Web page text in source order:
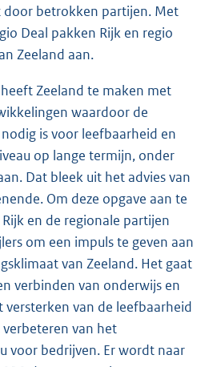
betrokken partijen. Met
Deal pakken Rijk en regio
Zeeland aan.
Zeeland te maken met
waardoor de
is voor leefbaarheid en
op lange termijn, onder
Dat bleek uit het advies van
Om deze opgave aan te
en de regionale partijen
om een impuls te geven aan
van Zeeland. Het gaat
verbinden van onderwijs en
van de leefbaarheid
van het
voor bedrijven. Er wordt naar